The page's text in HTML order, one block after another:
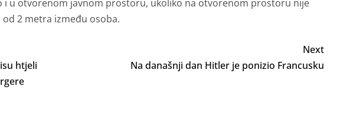
u otvorenom javnom prostoru, ukoliko na otvorenom prostoru nije
2 metra između osoba.
htjeli
Next
Na današnji dan Hitler je ponizio Francusku